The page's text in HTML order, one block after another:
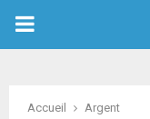
PRIMARY
Accueil
Argent